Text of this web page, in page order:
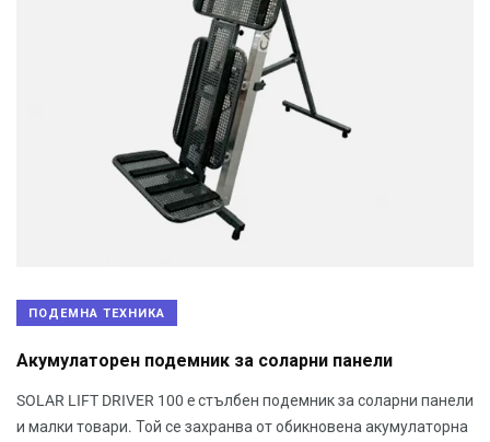
ПОДЕМНА ТЕХНИКА
Акумулаторен подемник за соларни панели
SOLAR LIFT DRIVER 100 e стълбен подемник за соларни панели
и малки товари. Той се захранва от обикновена акумулаторна